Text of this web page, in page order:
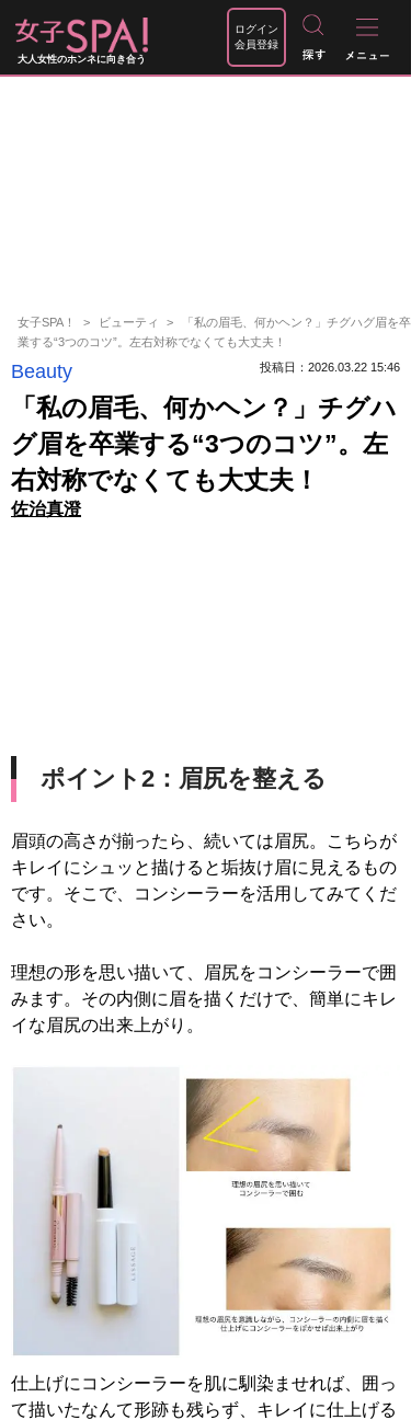
大人女性のホンネに向き合う
ログイン
会員登録
女子SPA！ ビューティ
「私の眉毛、何かヘン？」チグハグ眉を卒
業する“3つのコツ”。左右対称でなくても大丈夫！
Beauty 投稿日：2026.03.22 15:46
「私の眉毛、何かヘン？」チグハ
グ眉を卒業する“3つのコツ”。左
右対称でなくても大丈夫！
佐治真澄
ポイント2：眉尻を整える
眉頭の高さが揃ったら、続いては眉尻。こちらが
キレイにシュッと描けると垢抜け眉に見えるもの
です。そこで、コンシーラーを活用してみてくだ
さい。
理想の形を思い描いて、眉尻をコンシーラーで囲
みます。その内側に眉を描くだけで、簡単にキレ
イな眉尻の出来上がり。
仕上げにコンシーラーを肌に馴染ませれば、囲っ
て描いたなんて形跡も残らず、キレイに仕上げる